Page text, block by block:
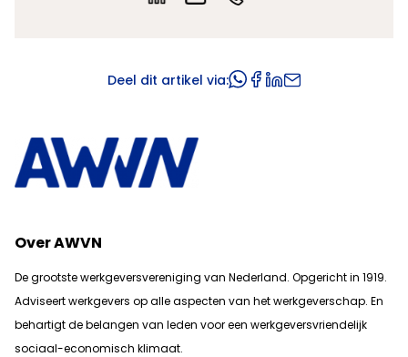
Deel dit artikel via:
Over AWVN
De grootste werkgeversvereniging van Nederland. Opgericht in 1919.
Adviseert werkgevers op alle aspecten van het werkgeverschap. En
behartigt de belangen van leden voor een werkgeversvriendelijk
sociaal-economisch klimaat.